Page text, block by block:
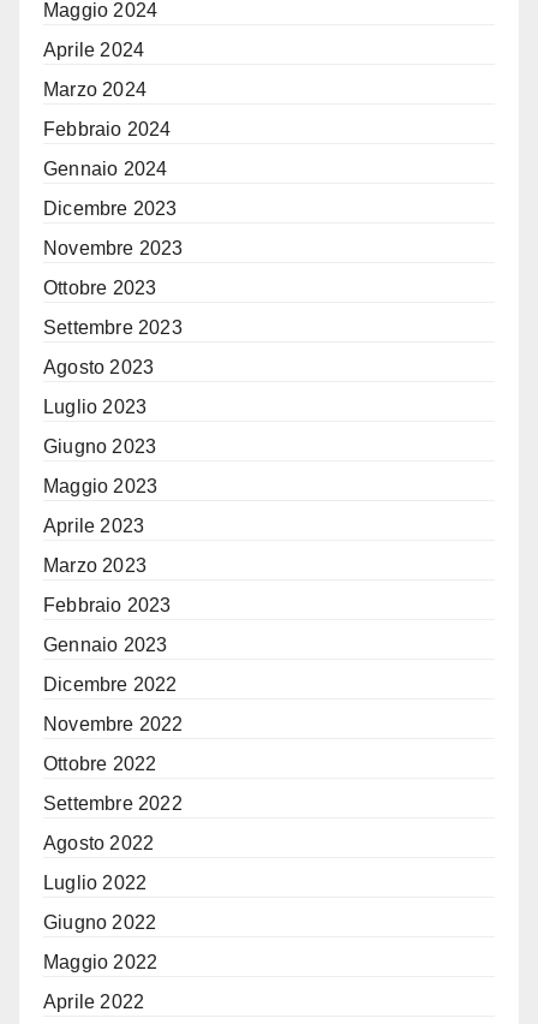
Maggio 2024
Aprile 2024
Marzo 2024
Febbraio 2024
Gennaio 2024
Dicembre 2023
Novembre 2023
Ottobre 2023
Settembre 2023
Agosto 2023
Luglio 2023
Giugno 2023
Maggio 2023
Aprile 2023
Marzo 2023
Febbraio 2023
Gennaio 2023
Dicembre 2022
Novembre 2022
Ottobre 2022
Settembre 2022
Agosto 2022
Luglio 2022
Giugno 2022
Maggio 2022
Aprile 2022